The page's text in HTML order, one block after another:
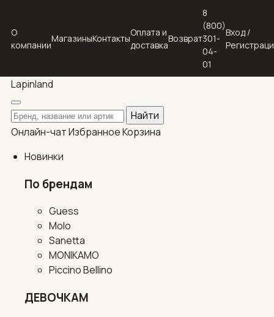
О
компании
МагазиныКонтакты
Оплата и
доставка
Возврат
8
(800)
301-
04-
01
Вход /
Lapinland
Поиск по каталогу
Найти
Онлайн-чатИзбранноеКорзина
Новинки
По брендам
Guess
Molo
Sanetta
MONIKAMO
Piccino Bellino
ДЕВОЧКАМ